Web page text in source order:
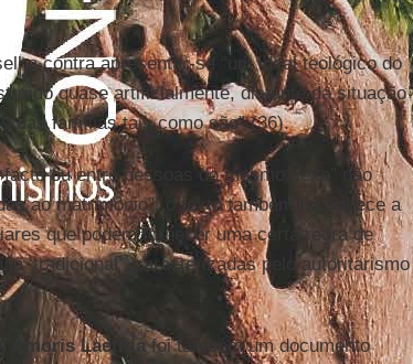
contra apresentar-se “um ideal teológico do
quase artificialmente, distante da situação
das famílias tais como são” (36).
ou entre pessoas do mesmo sexo” não
ao matrimônio”, o texto também reconhece a
que podem fornecer uma certa regra de
‘tradicional’, caracterizadas pelo autoritarismo
Amoris Laetitiafoi também um documento